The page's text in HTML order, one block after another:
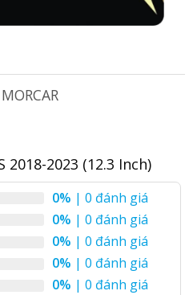
2018-2023 (12.3 Inch)
0% | 0 đánh giá
0% | 0 đánh giá
0% | 0 đánh giá
0% | 0 đánh giá
0% | 0 đánh giá